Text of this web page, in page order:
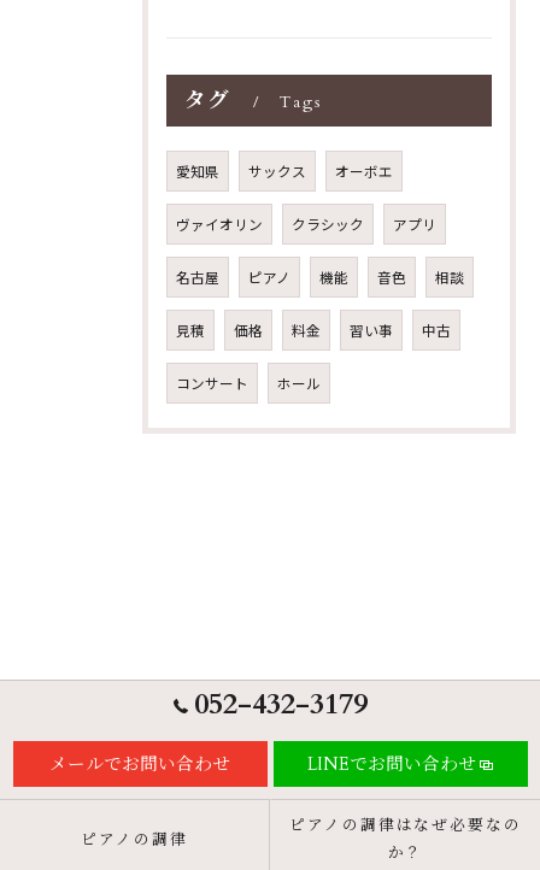
タグ Tags
愛知県 サックス オーボエ
ヴァイオリン クラシック アプリ
名古屋 ピアノ 機能 音色 相談
見積 価格 料金 習い事 中古
コンサート ホール
052-432-3179
メールでお問い合わせ LINEでお問い合わせ
ピアノの調律
ピアノの調律はなぜ必要なの
か？